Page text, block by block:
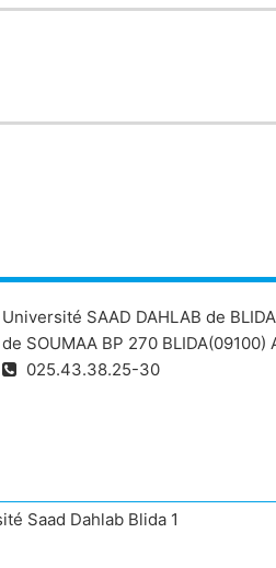
Université SAAD DAHLAB de
de SOUMAA BP 270 BLIDA(09100)
025.43.38.25-30
Saad Dahlab Blida 1